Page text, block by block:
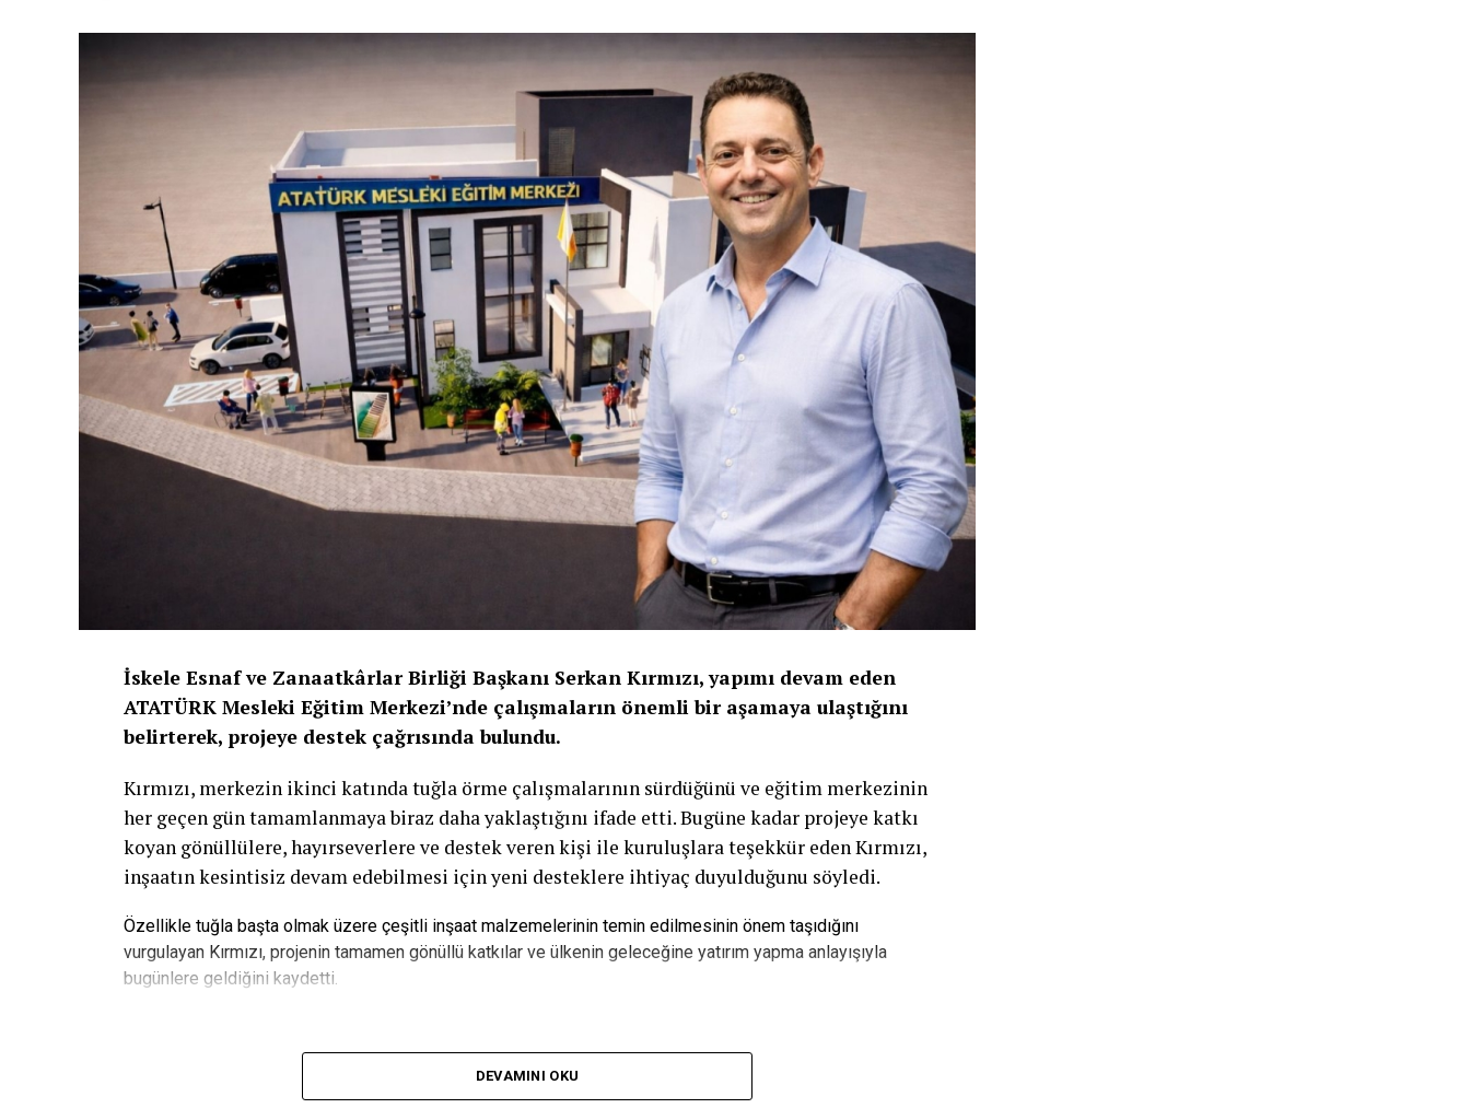
İskele Esnaf ve Zanaatkârlar Birliği Başkanı Serkan Kırmızı, yapımı devam eden
ATATÜRK Mesleki Eğitim Merkezi’nde çalışmaların önemli bir aşamaya ulaştığını
belirterek, projeye destek çağrısında bulundu.
Kırmızı, merkezin ikinci katında tuğla örme çalışmalarının sürdüğünü ve eğitim merkezinin
her geçen gün tamamlanmaya biraz daha yaklaştığını ifade etti. Bugüne kadar projeye katkı
koyan gönüllülere, hayırseverlere ve destek veren kişi ile kuruluşlara teşekkür eden Kırmızı,
inşaatın kesintisiz devam edebilmesi için yeni desteklere ihtiyaç duyulduğunu söyledi.
Özellikle tuğla başta olmak üzere çeşitli inşaat malzemelerinin temin edilmesinin önem taşıdığını
vurgulayan Kırmızı, projenin tamamen gönüllü katkılar ve ülkenin geleceğine yatırım yapma anlayışıyla
bugünlere geldiğini kaydetti.
“Bu Proje Gençlerin Geleceğine Yapılan Yatırımdır”
DEVAMINI OKU